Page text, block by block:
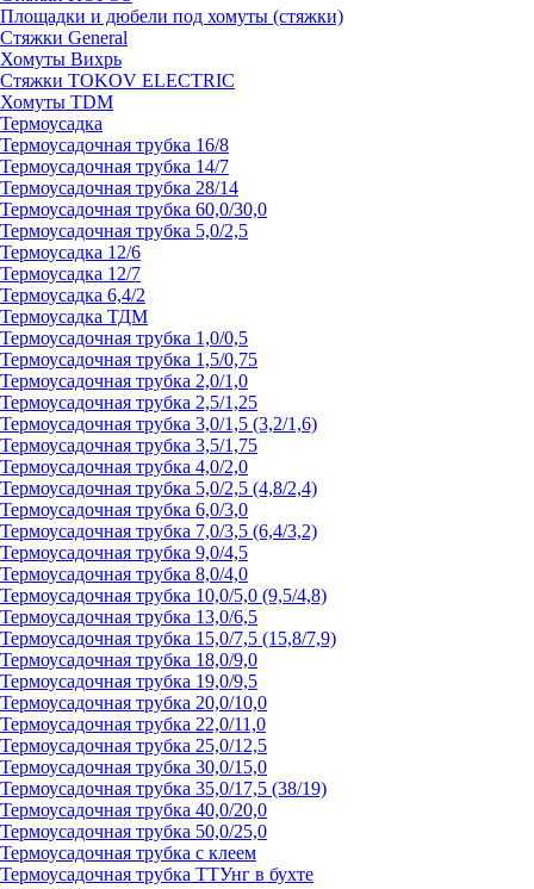
Площадки и дюбели под хомуты (стяжки)
Стяжки General
Хомуты Вихрь
Стяжки TOKOV ELECTRIC
Хомуты TDM
Термоусадка
Термоусадочная трубка 16/8
Термоусадочная трубка 14/7
Термоусадочная трубка 28/14
Термоусадочная трубка 60,0/30,0
Термоусадочная трубка 5,0/2,5
Термоусадка 12/6
Термоусадка 12/7
Термоусадка 6,4/2
Термоусадка ТДМ
Термоусадочная трубка 1,0/0,5
Термоусадочная трубка 1,5/0,75
Термоусадочная трубка 2,0/1,0
Термоусадочная трубка 2,5/1,25
Термоусадочная трубка 3,0/1,5 (3,2/1,6)
Термоусадочная трубка 3,5/1,75
Термоусадочная трубка 4,0/2,0
Термоусадочная трубка 5,0/2,5 (4,8/2,4)
Термоусадочная трубка 6,0/3,0
Термоусадочная трубка 7,0/3,5 (6,4/3,2)
Термоусадочная трубка 9,0/4,5
Термоусадочная трубка 8,0/4,0
Термоусадочная трубка 10,0/5,0 (9,5/4,8)
Термоусадочная трубка 13,0/6,5
Термоусадочная трубка 15,0/7,5 (15,8/7,9)
Термоусадочная трубка 18,0/9,0
Термоусадочная трубка 19,0/9,5
Термоусадочная трубка 20,0/10,0
Термоусадочная трубка 22,0/11,0
Термоусадочная трубка 25,0/12,5
Термоусадочная трубка 30,0/15,0
Термоусадочная трубка 35,0/17,5 (38/19)
Термоусадочная трубка 40,0/20,0
Термоусадочная трубка 50,0/25,0
Термоусадочная трубка с клеем
Термоусадочная трубка ТТУнг в бухте